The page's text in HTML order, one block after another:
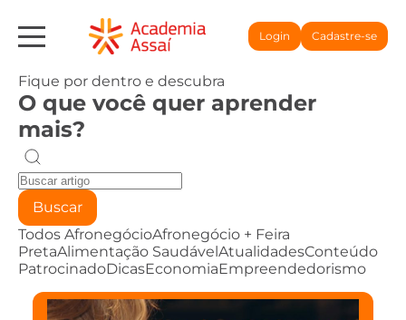
Login Cadastre-se
Fique por dentro e descubra
O que você quer aprender
mais?
Buscar
Todos AfronegócioAfronegócio + Feira
PretaAlimentação SaudávelAtualidadesConteúdo
PatrocinadoDicasEconomiaEmpreendedorismo